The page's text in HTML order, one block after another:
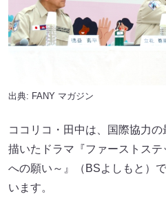
出典: FANY マガジン
ココリコ・田中は、国際協力
描いたドラマ『ファーストス
への願い～』（BSよしもと）
います。